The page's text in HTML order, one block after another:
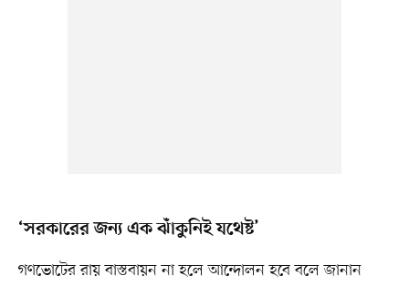
‘সরকারের জন্য এক ঝাঁকুনিই যথেষ্ট’
গণভোটের রায় বাস্তবায়ন না হলে আন্দোলন হবে বলে জানান